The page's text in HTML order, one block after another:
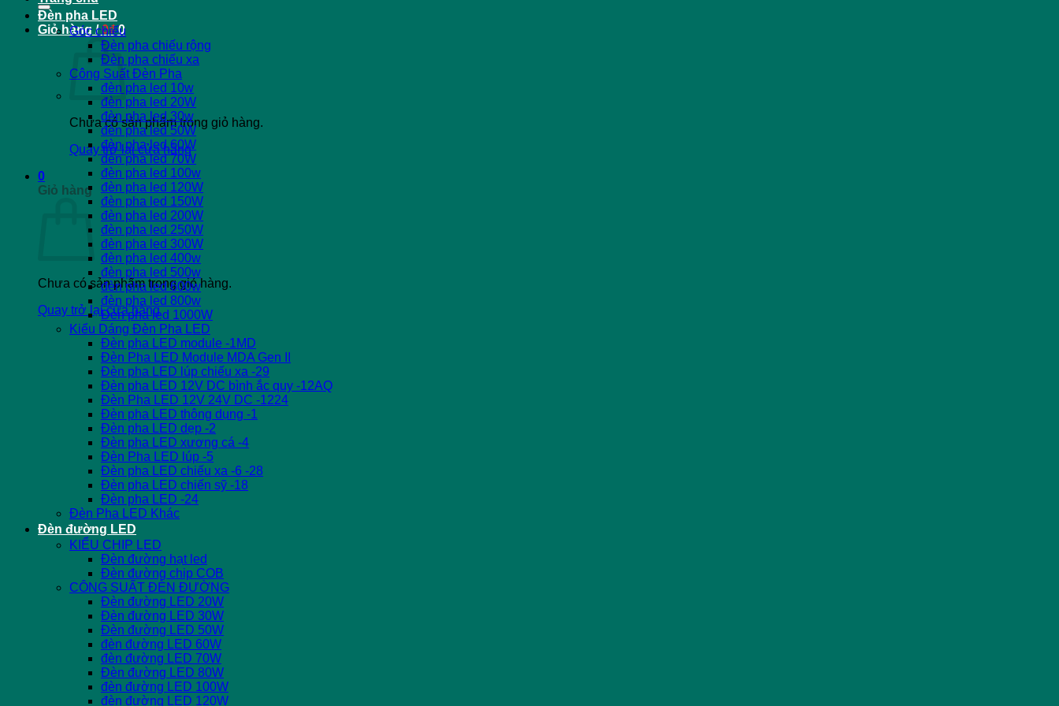
Giỏ hàng /0₫ 0
Chưa có sản phẩm trong giỏ hàng.
Quay trở lại cửa hàng
0
Giỏ hàng
Chưa có sản phẩm trong giỏ hàng.
Quay trở lại cửa hàng
Đèn pha LED
Góc chiếu
Đèn pha chiếu rộng
Đèn pha chiếu xa
Công Suất Đèn Pha
đèn pha led 10w
đèn pha led 20W
đèn pha led 30w
đèn pha led 50W
đèn pha led 60W
đèn pha led 70W
đèn pha led 100w
đèn pha led 120W
đèn pha led 150W
đèn pha led 200W
đèn pha led 250W
đèn pha led 300W
đèn pha led 400w
đèn pha led 500w
đèn pha led 600w
đèn pha led 800w
Đèn pha led 1000W
Kiểu Dáng Đèn Pha LED
Đèn pha LED module -1MD
Đèn Pha LED Module MDA Gen II
Đèn pha LED lúp chiếu xa -29
Đèn pha LED 12V DC bình ắc quy -12AQ
Đèn Pha LED 12V 24V DC -1224
Đèn pha LED thông dụng -1
Đèn pha LED dẹp -2
Đèn pha LED xương cá -4
Đèn Pha LED lúp -5
Đèn pha LED chiếu xa -6 -28
Đèn pha LED chiến sỹ -18
Đèn pha LED -24
Đèn Pha LED Khác
Đèn đường LED
KIỂU CHIP LED
Đèn đường hạt led
Đèn đường chip COB
CÔNG SUẤT ĐÈN ĐƯỜNG
Đèn đường LED 20W
Đèn đường LED 30W
Đèn đường LED 50W
đèn đường LED 60W
đèn đường LED 70W
Đèn đường LED 80W
đèn đường LED 100W
đèn đường LED 120W